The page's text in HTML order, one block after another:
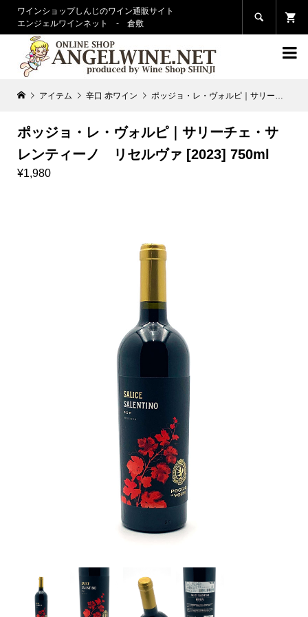
ワインショップしんじのワイン通販サイト
エンジェルワインネット - 倉敷


アイテム 辛口 赤ワイン ポッジョ・レ・ヴォルピ｜サリーチェ・サレンティーノ リセルヴァ [2023] 750ml
ポッジョ・レ・ヴォルピ｜サリーチェ・サ
レンティーノ リセルヴァ [2023] 750ml
¥1,980